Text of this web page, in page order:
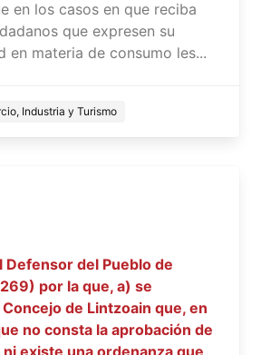
en los casos en que reciba
que expresen su
en materia de consumo les...
Industria y Turismo
Defensor del Pueblo de
por la que, a) se
de Lintzoain que, en
no consta la aprobación de